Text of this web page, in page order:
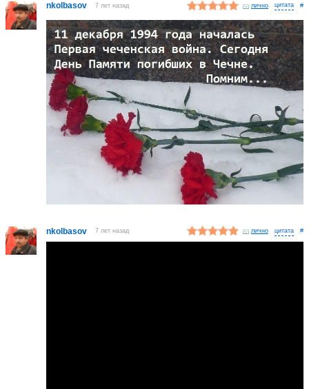
nkolbasov 7 лет назад лично #
nkolbasov 7 лет назад лично #